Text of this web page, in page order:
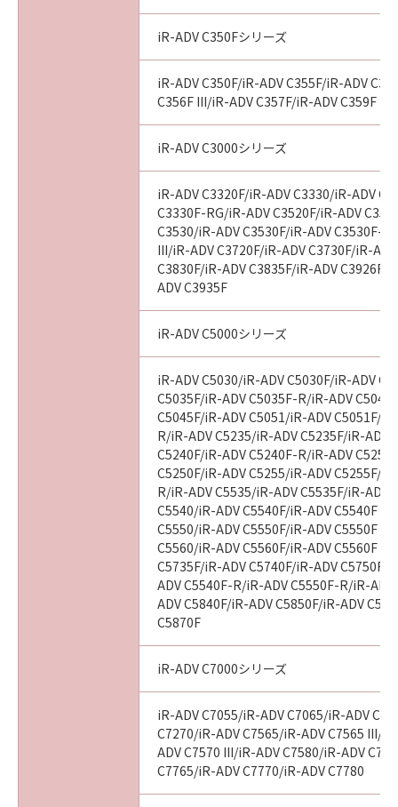
iR-ADV C350Fシリーズ
iR-ADV C350F/iR-ADV C355F/iR-ADV
C356F III/iR-ADV C357F/iR-ADV C359F
iR-ADV C3000シリーズ
iR-ADV C3320F/iR-ADV C3330/iR-ADV
C3330F-RG/iR-ADV C3520F/iR-ADV
C3530/iR-ADV C3530F/iR-ADV C3530F-
III/iR-ADV C3720F/iR-ADV C3730F/iR-
C3830F/iR-ADV C3835F/iR-ADV C3926F/
ADV C3935F
iR-ADV C5000シリーズ
iR-ADV C5030/iR-ADV C5030F/iR-ADV
C5035F/iR-ADV C5035F-R/iR-ADV
C5045F/iR-ADV C5051/iR-ADV C5051F/
R/iR-ADV C5235/iR-ADV C5235F/iR-ADV
C5240F/iR-ADV C5240F-R/iR-ADV
C5250F/iR-ADV C5255/iR-ADV C5255F/
R/iR-ADV C5535/iR-ADV C5535F/iR-ADV
C5540/iR-ADV C5540F/iR-ADV C5540F
C5550/iR-ADV C5550F/iR-ADV C5550F
C5560/iR-ADV C5560F/iR-ADV C5560F
C5735F/iR-ADV C5740F/iR-ADV C5750F/
ADV C5540F-R/iR-ADV C5550F-R/iR-
ADV C5840F/iR-ADV C5850F/iR-ADV
C5870F
iR-ADV C7000シリーズ
iR-ADV C7055/iR-ADV C7065/iR-ADV
C7270/iR-ADV C7565/iR-ADV C7565 III/
ADV C7570 III/iR-ADV C7580/iR-ADV
C7765/iR-ADV C7770/iR-ADV C7780